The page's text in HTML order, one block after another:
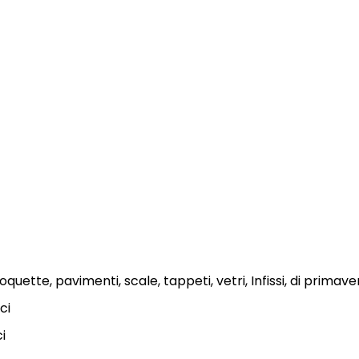
pavimenti, scale, tappeti, vetri, Infissi, di